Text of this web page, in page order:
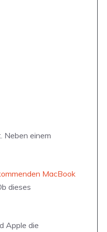
Neben einem
MacBook
dieses
Apple die